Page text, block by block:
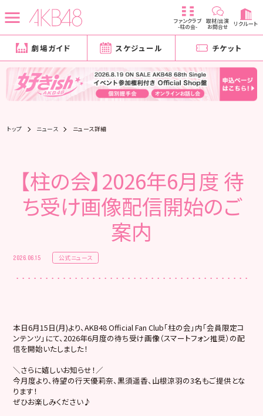
ファンクラブ
-柱の会-
取材/出演
お問合せ リクルート
劇場ガイド スケジュール チケット
トップ ニュース ニュース詳細
【柱の会】2026年6月度 待
ち受け画像配信開始のご
案内
2026.06.15 公式ニュース
本日6月15日(月)より、AKB48 Official Fan Club「柱の会」内「会員限定コ
ンテンツ」にて、2026年6月度の待ち受け画像（スマートフォン推奨）の配
信を開始いたしました！
＼さらに嬉しいお知らせ！／
今月度より、待望の行天優莉奈、黒須遥香、山根涼羽の3名もご提供とな
ります！
ぜひお楽しみください♪